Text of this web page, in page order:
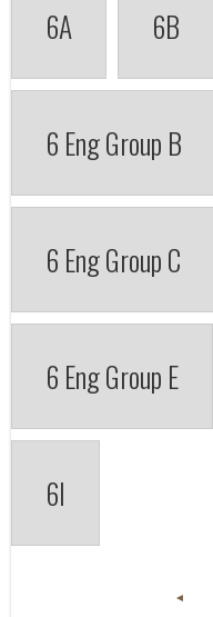
6A 6B
6 Eng Group B
6 Eng Group C
6 Eng Group E
6I
◄